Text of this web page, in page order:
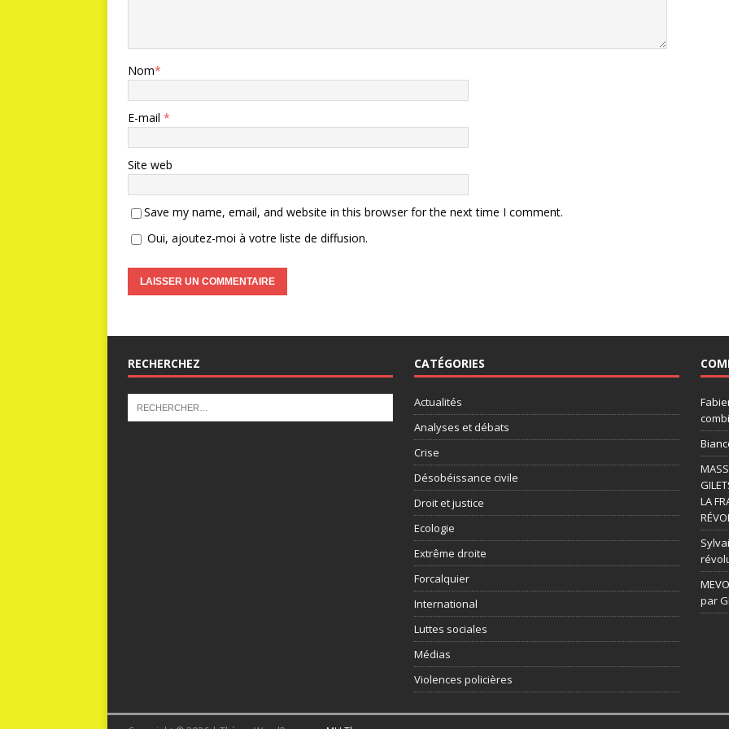
Nom*
E-mail *
Site web
Save my name, email, and website in this browser for the next time I comment.
Oui, ajoutez-moi à votre liste de diffusion.
RECHERCHEZ CATÉGORIES
Actualités
Analyses et débats
Crise
Désobéissance civile
Droit et justice
Ecologie
Extrême droite
Forcalquier
International
Luttes sociales
Médias
Violences policières
LA
par